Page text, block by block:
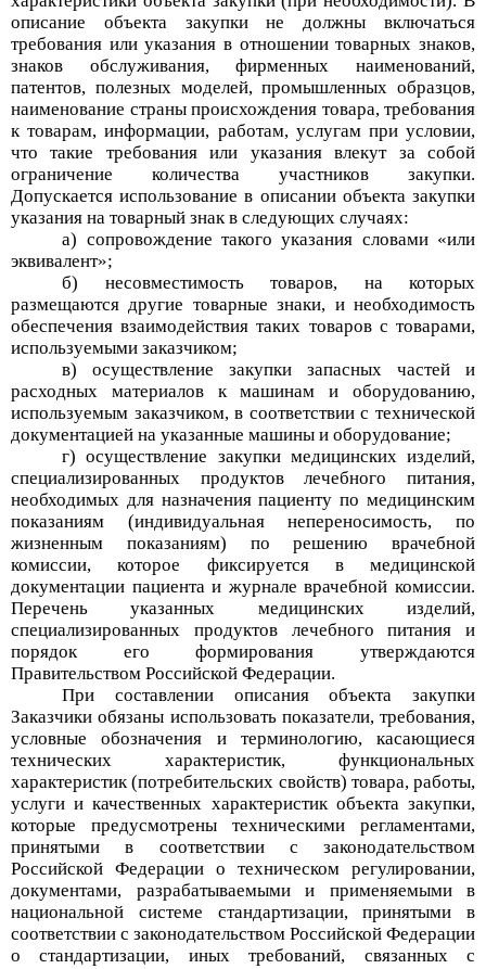
описание объекта закупки не должны включаться
требования или указания в отношении товарных знаков,
знаков обслуживания, фирменных наименований,
патентов, полезных моделей, промышленных образцов,
наименование страны происхождения товара, требования
к товарам, информации, работам, услугам при условии,
что такие требования или указания влекут за собой
ограничение количества участников закупки.
Допускается использование в описании объекта закупки
указания на товарный знак в следующих случаях:
а) сопровождение такого указания словами «или
эквивалент»;
б) несовместимость товаров, на которых
размещаются другие товарные знаки, и необходимость
обеспечения взаимодействия таких товаров с товарами,
используемыми заказчиком;
в) осуществление закупки запасных частей и
расходных материалов к машинам и оборудованию,
используемым заказчиком, в соответствии с технической
документацией на указанные машины и оборудование;
г) осуществление закупки медицинских изделий,
специализированных продуктов лечебного питания,
необходимых для назначения пациенту по медицинским
показаниям (индивидуальная непереносимость, по
жизненным показаниям) по решению врачебной
комиссии, которое фиксируется в медицинской
документации пациента и журнале врачебной комиссии.
Перечень указанных медицинских изделий,
специализированных продуктов лечебного питания и
порядок его формирования утверждаются
Правительством Российской Федерации.
При составлении описания объекта закупки
Заказчики обязаны использовать показатели, требования,
условные обозначения и терминологию, касающиеся
технических характеристик, функциональных
характеристик (потребительских свойств) товара, работы,
услуги и качественных характеристик объекта закупки,
которые предусмотрены техническими регламентами,
принятыми в соответствии с законодательством
Российской Федерации о техническом регулировании,
документами, разрабатываемыми и применяемыми в
национальной системе стандартизации, принятыми в
соответствии с законодательством Российской Федерации
о стандартизации, иных требований, связанных с